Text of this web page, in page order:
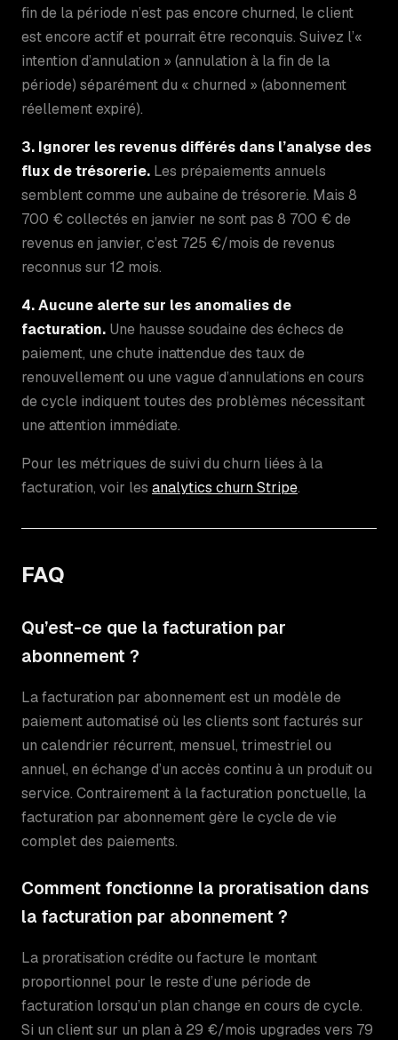
fin de la période n’est pas encore churned, le client
est encore actif et pourrait être reconquis. Suivez l’«
intention d’annulation » (annulation à la fin de la
période) séparément du « churned » (abonnement
réellement expiré).
3. Ignorer les revenus différés dans l’analyse des
flux de trésorerie. Les prépaiements annuels
semblent comme une aubaine de trésorerie. Mais 8
700 € collectés en janvier ne sont pas 8 700 € de
revenus en janvier, c’est 725 €/mois de revenus
reconnus sur 12 mois.
4. Aucune alerte sur les anomalies de
facturation. Une hausse soudaine des échecs de
paiement, une chute inattendue des taux de
renouvellement ou une vague d’annulations en cours
de cycle indiquent toutes des problèmes nécessitant
une attention immédiate.
Pour les métriques de suivi du churn liées à la
facturation, voir les analytics churn Stripe.
FAQ
Qu’est-ce que la facturation par
abonnement ?
La facturation par abonnement est un modèle de
paiement automatisé où les clients sont facturés sur
un calendrier récurrent, mensuel, trimestriel ou
annuel, en échange d’un accès continu à un produit ou
service. Contrairement à la facturation ponctuelle, la
facturation par abonnement gère le cycle de vie
complet des paiements.
Comment fonctionne la proratisation dans
la facturation par abonnement ?
La proratisation crédite ou facture le montant
proportionnel pour le reste d’une période de
facturation lorsqu’un plan change en cours de cycle.
Si un client sur un plan à 29 €/mois upgrades vers 79